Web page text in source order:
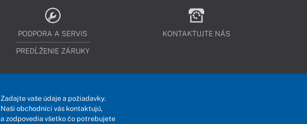
PODPORA A SERVIS
PREDĹŽENIE ZÁRUKY
KONTAKTUJTE NÁS
Zadajte vaše údaje a požiadavky.
Naši obchodníci vás kontaktujú,
a zodpovedia všetko čo potrebujete